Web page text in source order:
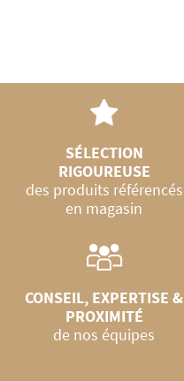
SÉLECTION
RIGOUREUSE
des produits référencés
en magasin
CONSEIL, EXPERTISE &
PROXIMITÉ
de nos équipes